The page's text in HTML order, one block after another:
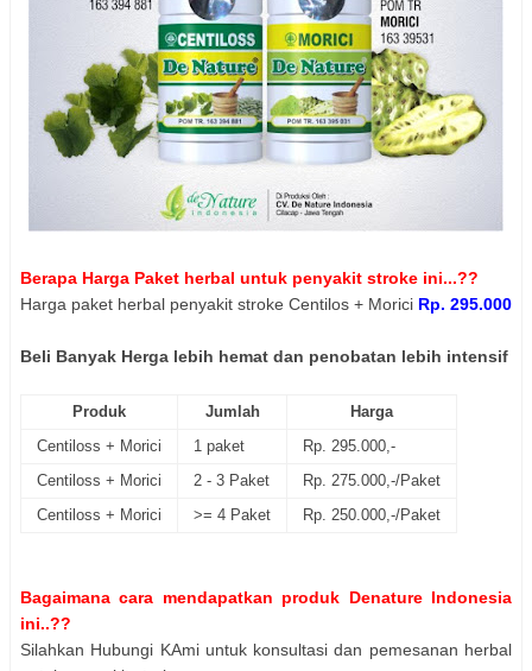
Berapa Harga Paket herbal untuk penyakit stroke ini...??
Harga paket herbal penyakit stroke Centilos + Morici Rp. 295.000
Beli Banyak Herga lebih hemat dan penobatan lebih intensif
Produk Jumlah
Harga
Centiloss + Morici
1 paket
Rp. 295.000,-
Centiloss + Morici
2 - 3 Paket
Rp. 275.000,-/Paket
Centiloss + Morici
>= 4 Paket Rp. 250.000,-/Paket
Bagaimana cara mendapatkan produk Denature Indonesia
ini..??
Silahkan Hubungi KAmi untuk konsultasi dan pemesanan herbal